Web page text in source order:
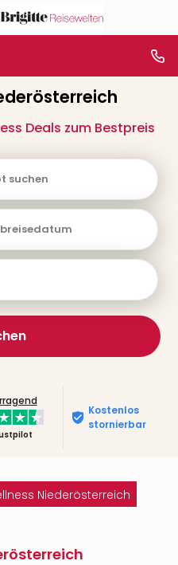
Deals zum Bestpreis
suchen
Kostenlos
stornierbar
Niederösterreich